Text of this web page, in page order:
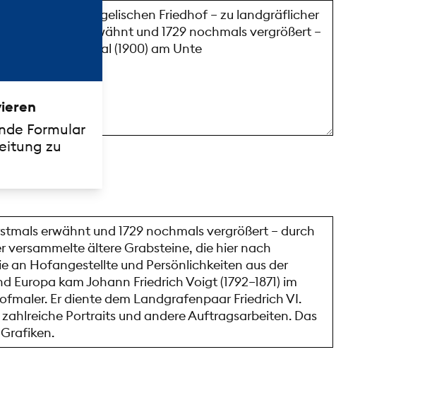
Formular
zu
erwähnt und 1729 nochmals vergrößert – durch
ältere Grabsteine, die hier nach
an Hofangestellte und Persönlichkeiten aus der
kam Johann Friedrich Voigt (1792–1871) im
Er diente dem Landgrafenpaar Friedrich VI.
Portraits und andere Auftragsarbeiten. Das